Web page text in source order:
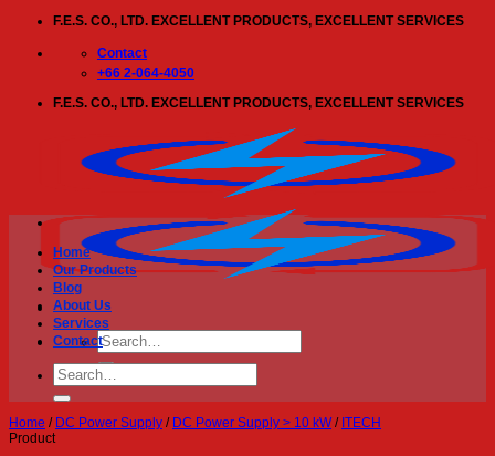
content
F.E.S. CO., LTD. EXCELLENT PRODUCTS, EXCELLENT SERVICES
Contact
+66 2-064-4050
F.E.S. CO., LTD. EXCELLENT PRODUCTS, EXCELLENT SERVICES
Search
for:
Home
Our Products
Blog
About Us
Services
Contact
Search
for:
Home / DC Power Supply / DC Power Supply > 10 kW / ITECH
Product